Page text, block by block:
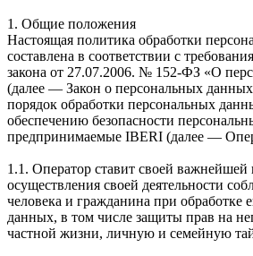
1. Общие положения
Настоящая политика обработки
составлена в соответствии с
закона от 27.07.2006. № 152-ФЗ «О
(далее — Закон о персональных
порядок обработки персональных
обеспечению безопасности
предпринимаемые IBERI (далее —
1.1. Оператор ставит своей
осуществления своей деятельности
человека и гражданина при обработке
данных, в том числе защиты прав на
частной жизни, личную и семейную